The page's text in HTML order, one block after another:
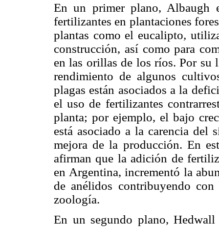
En un primer plano, Albaugh
fertilizantes en plantaciones
plantas como el eucalipto,
construcción, así como para
en las orillas de los ríos. Por su
rendimiento de algunos
plagas están asociados a la
el uso de fertilizantes
planta; por ejemplo, el bajo
está asociado a la carencia del
mejora de la producción. En
afirman que la adición de
en Argentina, incrementó la
de anélidos contribuyendo
zoología.
En un segundo plano,